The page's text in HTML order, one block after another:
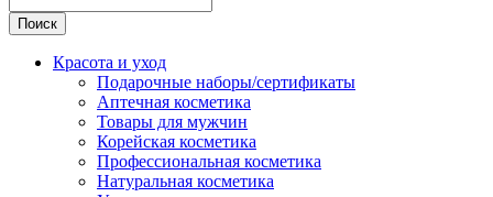
Поиск
Красота и уход
Подарочные наборы/сертификаты
Аптечная косметика
Товары для мужчин
Корейская косметика
Профессиональная косметика
Натуральная косметика